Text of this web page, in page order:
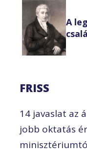
A
FRISS
14 javaslat az
jobb oktatás